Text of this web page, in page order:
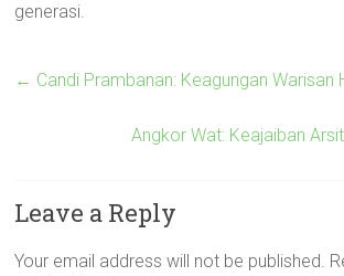
generasi.
← Candi Prambanan: Keagungan Warisan
Angkor Wat: Keajaiban
Leave a Reply
Your email address will not be published.